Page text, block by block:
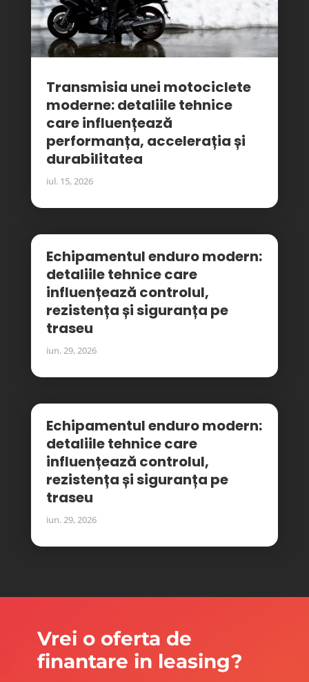
Transmisia unei motociclete
moderne: detaliile tehnice
care influențează
performanța, accelerația și
durabilitatea
iul. 15, 2026
Echipamentul enduro modern:
detaliile tehnice care
influențează controlul,
rezistența și siguranța pe
traseu
iun. 29, 2026
Echipamentul enduro modern:
detaliile tehnice care
influențează controlul,
rezistența și siguranța pe
traseu
iun. 29, 2026
Vrei o oferta de
finantare in leasing?